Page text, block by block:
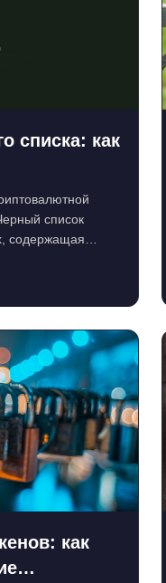
списка: как
от
список
содержащая
как